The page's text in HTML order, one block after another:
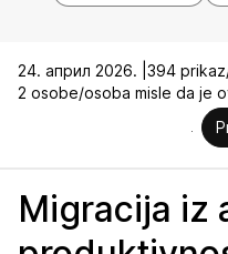
24. април 2026. | 394
2 osobe/osoba misle da je
Migracija iz